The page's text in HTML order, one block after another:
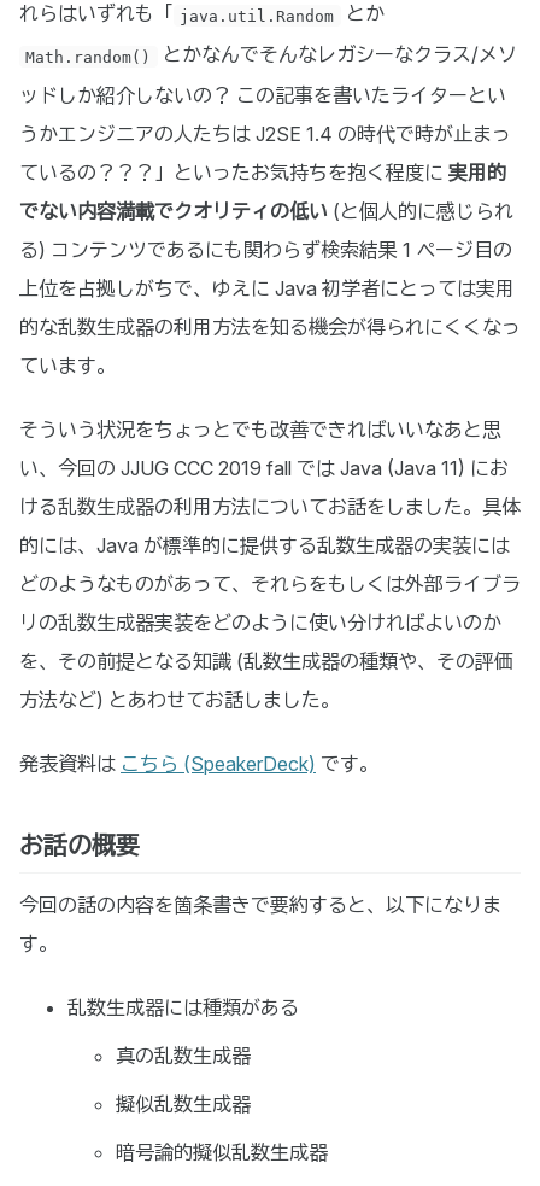
れらはいずれも「 java.util.Random とか
Math.random()
とかなんでそんなレガシーなクラス/メソ
ッドしか紹介しないの？ この記事を書いたライターとい
うかエンジニアの人たちは J2SE 1.4 の時代で時が止まっ
ているの？？？」といったお気持ちを抱く程度に 実用的
でない内容満載でクオリティの低い (と個人的に感じられ
る) コンテンツであるにも関わらず検索結果 1 ページ目の
上位を占拠しがちで、ゆえに Java 初学者にとっては実用
的な乱数生成器の利用方法を知る機会が得られにくくなっ
ています。
そういう状況をちょっとでも改善できればいいなあと思
い、今回の JJUG CCC 2019 fall では Java (Java 11) にお
ける乱数生成器の利用方法についてお話をしました。具体
的には、Java が標準的に提供する乱数生成器の実装には
どのようなものがあって、それらをもしくは外部ライブラ
リの乱数生成器実装をどのように使い分ければよいのか
を、その前提となる知識 (乱数生成器の種類や、その評価
方法など) とあわせてお話しました。
発表資料は こちら (SpeakerDeck) です。
お話の概要
今回の話の内容を箇条書きで要約すると、以下になりま
す。
乱数生成器には種類がある
真の乱数生成器
擬似乱数生成器
暗号論的擬似乱数生成器